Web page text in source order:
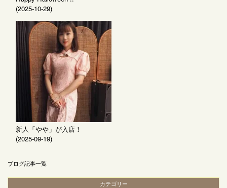
(2025-10-29)
新人「やや」が入店！
(2025-09-19)
ブログ記事一覧
カテゴリー